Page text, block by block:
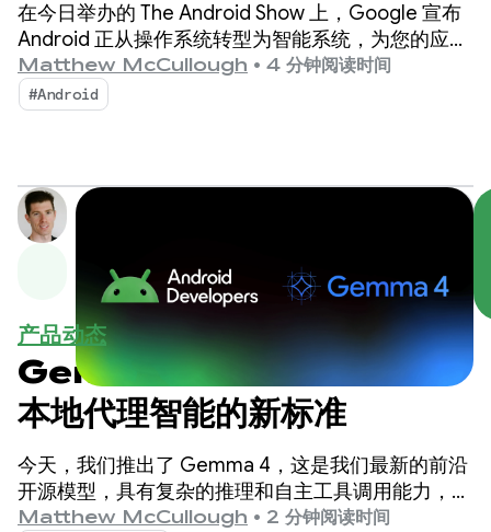
在今日举办的 The Android Show 上，Google 宣布
Android 正从操作系统转型为智能系统，为您的应用
创造更多互动契机。
Matthew McCullough • 4 分钟阅读时间
#Android
产品动态
Gemma 4：Android 上
本地代理智能的新标准
今天，我们推出了 Gemma 4，这是我们最新的前沿
开源模型，具有复杂的推理和自主工具调用能力，可
增强 Android 开发体验。
Matthew McCullough • 2 分钟阅读时间